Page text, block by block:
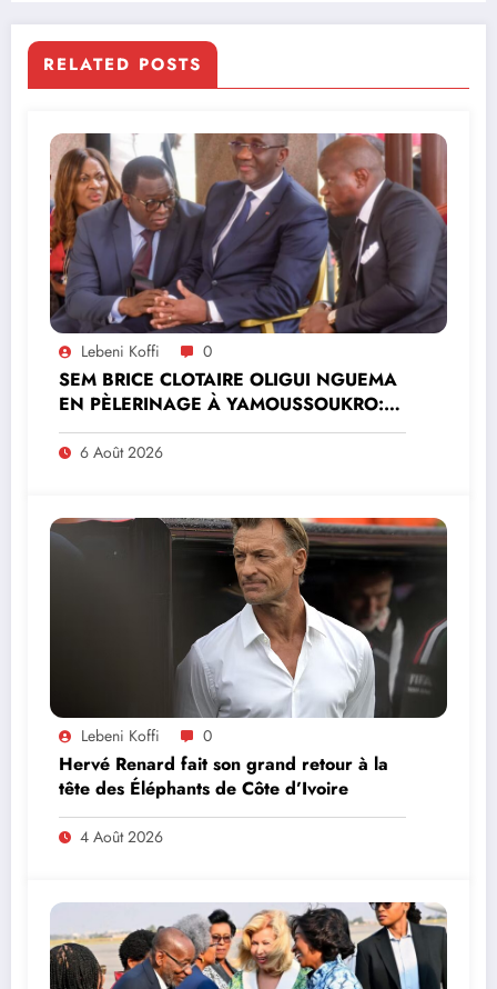
RELATED POSTS
Lebeni Koffi 0
SEM BRICE CLOTAIRE OLIGUI NGUEMA
EN PÈLERINAGE À YAMOUSSOUKRO:LE
MINISTRE PAULIN CLAUDE DANHO
PREND PART À LA CÉRÉMONIE
6 Août 2026
Lebeni Koffi 0
Hervé Renard fait son grand retour à la
tête des Éléphants de Côte d’Ivoire
4 Août 2026